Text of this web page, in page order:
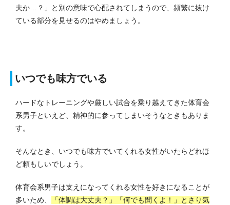
夫か…？」と別の意味で心配されてしまうので、頻繁に抜け
ている部分を見せるのはやめましょう。
いつでも味方でいる
ハードなトレーニングや厳しい試合を乗り越えてきた体育会
系男子といえど、精神的に参ってしまいそうなときもありま
す。
そんなとき、いつでも味方でいてくれる女性がいたらどれほ
ど頼もしいでしょう。
体育会系男子は支えになってくれる女性を好きになることが
多いため、
「体調は大丈夫？」「何でも聞くよ！」とさり気